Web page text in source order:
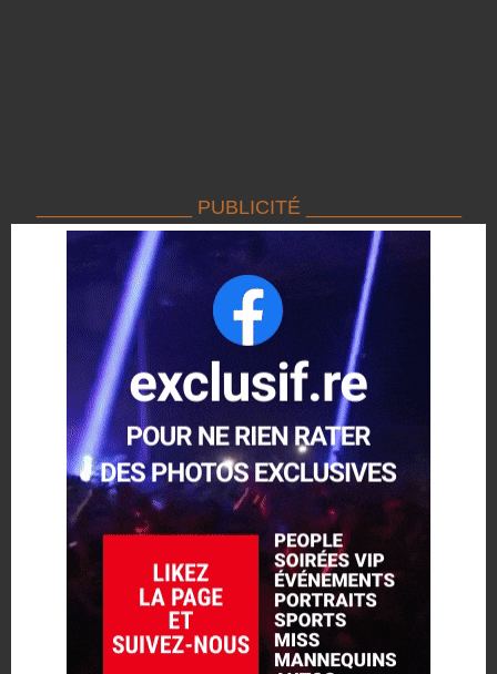
______________ PUBLICITÉ ______________